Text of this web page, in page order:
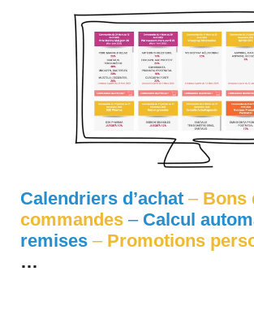
Calendriers d’achat – Bons
commandes – Calcul
remises – Promotions
…